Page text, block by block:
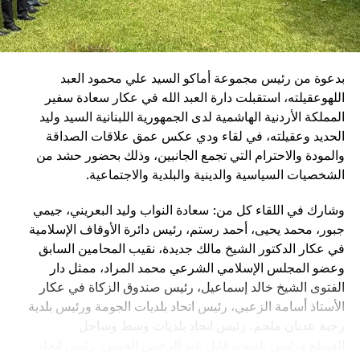
دعم المؤسسات الإنسانية التي تؤدي رسالة وطنية نبيلة وفي
مقدمتها الصليب الأحمر اللبناني.
بدعوة من رئيس مجموعة أماكو السيد علي محمود العبد
اللهوعقيلته، استقبلت دارة العبد الله في عكار سعادة سفير
المملكة الأردنية الهاشمية لدى الجمهورية اللبنانية السيد وليد
الحديد وعقيلته، في لقاء ودي عكس عمق علاقات الصداقة
والمودة والاحترام التي تجمع الجانبين، وذلك بحضور حشد من
الشخصيات السياسية والدينية والبلدية والاجتماعية.
وشارك في اللقاء كل من: سعادة النواب وليد البعريني، جيمي
جبور، محمد يحيى، أحمد رستم، رئيس دائرة الأوقاف الإسلامية
في عكار الدكتور الشيخ مالك جديدة، نقيب المحامين السابق
وعضو المجلس الإسلامي الشرعي محمد المراد، ممثل دار
الفتوى الشيخ خالد إسماعيل، رئيس صندوق الزكاة في عكار
الأستاذ أسامة الزعبي، رئيس اتحاد بلديات الجومة ورئيس بلدية
رحبة عدنان ملحم، رئيس اتحاد بلديات وسط وساحل